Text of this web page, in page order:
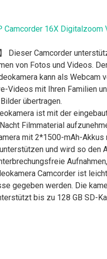
16X Digitalzoom
Dieser Camcorder
von Fotos und Videos.
kann als
Videos mit Ihren Familien
übertragen.
ist mit der
Filmmaterial
mit 2*1500-mAh-
und wird so
Camcorder ist
gegeben werden. Die
bis zu 128 GB SD-